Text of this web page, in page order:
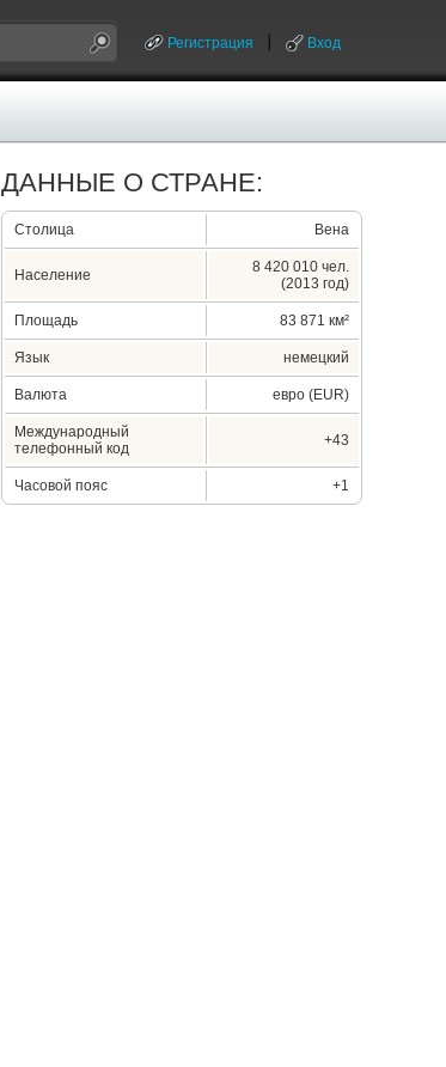
Регистрация Вход
ДАННЫЕ О СТРАНЕ:
Столица Вена
Население
8 420 010 чел.
(2013 год)
Площадь 83 871 км²
Язык немецкий
Валюта евро (EUR)
Международный
телефонный код
+43
Часовой пояс +1